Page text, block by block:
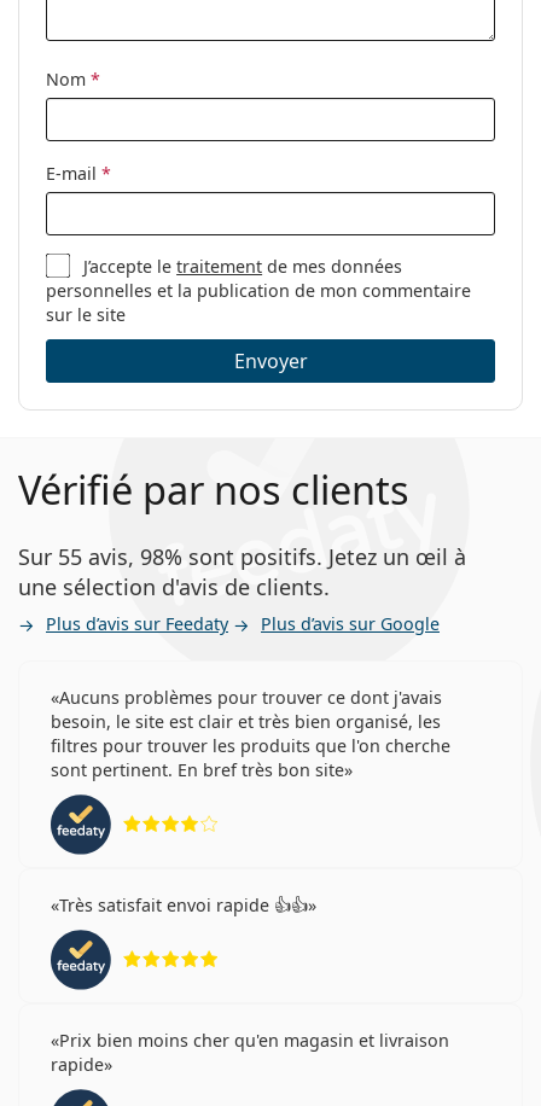
Nom *
E-mail *
J’accepte letraitement de mes données
personnelles et la publication de mon commentaire
sur le site
Envoyer
Vérifié par nos clients
Sur 55 avis, 98% sont positifs. Jetez un œil à
une sélection d'avis de clients.
Plus d’avis sur Feedaty Plus d’avis sur Google
Aucuns problèmes pour trouver ce dont j'avais
besoin, le site est clair et très bien organisé, les
filtres pour trouver les produits que l'on cherche
sont pertinent. En bref très bon site
Très satisfait envoi rapide 👍👍
Prix bien moins cher qu'en magasin et livraison
rapide